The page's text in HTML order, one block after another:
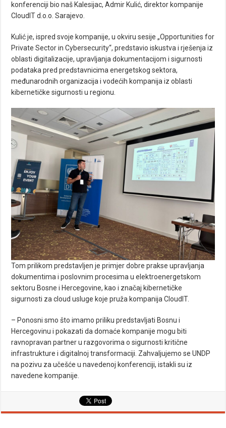
konferenciji bio naš Kalesijac, Admir Kulić, direktor kompanije
CloudIT d.o.o. Sarajevo.
Kulić je, ispred svoje kompanije, u okviru sesije „Opportunities for
Private Sector in Cybersecurity“, predstavio iskustva i rješenja iz
oblasti digitalizacije, upravljanja dokumentacijom i sigurnosti
podataka pred predstavnicima energetskog sektora,
međunarodnih organizacija i vodećih kompanija iz oblasti
kibernetičke sigurnosti u regionu.
Tom prilikom predstavljen je primjer dobre prakse upravljanja
dokumentima i poslovnim procesima u elektroenergetskom
sektoru Bosne i Hercegovine, kao i značaj kibernetičke
sigurnosti za cloud usluge koje pruža kompanija CloudIT.
– Ponosni smo što imamo priliku predstavljati Bosnu i
Hercegovinu i pokazati da domaće kompanije mogu biti
ravnopravan partner u razgovorima o sigurnosti kritične
infrastrukture i digitalnoj transformaciji. Zahvaljujemo se UNDP
na pozivu za učešće u navedenoj konferenciji, istakli su iz
navedene kompanije.